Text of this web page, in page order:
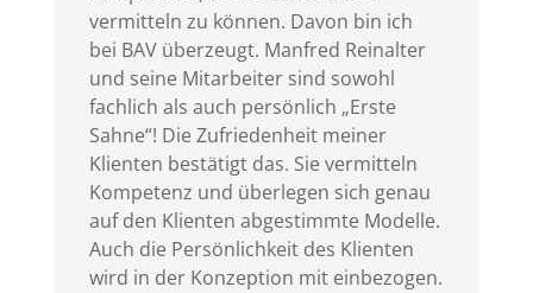
vermitteln zu können. Davon bin ich
bei BAV überzeugt. Manfred Reinalter
und seine Mitarbeiter sind sowohl
fachlich als auch persönlich „Erste
Sahne“! Die Zufriedenheit meiner
Klienten bestätigt das. Sie vermitteln
Kompetenz und überlegen sich genau
auf den Klienten abgestimmte Modelle.
Auch die Persönlichkeit des Klienten
wird in der Konzeption mit einbezogen.